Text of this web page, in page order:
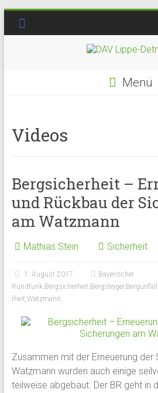
Menü
Videos
Bergsicherheit –
und Rückbau der
am Watzmann
Mathias Stein Sicherheit
1. August 2017
Bayerischer
Rundfunk, Bergsicherheit, Bergsteiger,
rheit,Watzmann
Zusammen mit der Erneuerung der
Watzmann wurden auch einige
teilweise abgebaut. Der BR geht in